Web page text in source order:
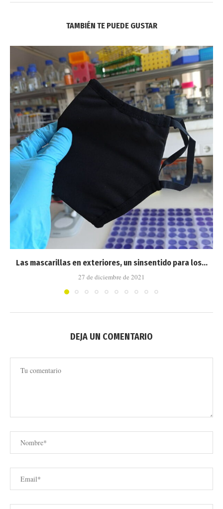
TAMBIÉN TE PUEDE GUSTAR
Las mascarillas en exteriores, un sinsentido para los...
27 de diciembre de 2021
DEJA UN COMENTARIO